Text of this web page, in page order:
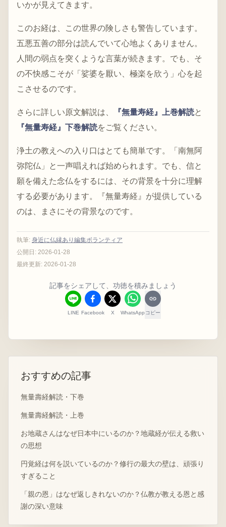
いかが見えてきます。
このお経は、この世界の険しさも警告しています。
五悪五善の部分は読んでいて心地よくありません。
人間の弱点を突くような言葉が続きます。でも、そ
の不快感こそが「娑婆を厭い、極楽を欣う」心を起
こさせるのです。
さらに詳しい原文解説は、 『無量寿経』上巻解読と
『無量寿経』下巻解読をご覧ください。
浄土の教えへの入り口はとても簡単です。「南無阿
弥陀仏」と一声唱えれば始められます。でも、信と
願を備えた念仏をするには、その背景を十分に理解
する必要があります。『無量寿経』が提供している
のは、まさにその背景なのです。
執筆: 身近に仏縁あり編集ボランティア
公開日: 2026-01-28
最終更新: 2026-01-28
記事をシェアして、功徳を積みましょう
LINE Facebook X WhatsApp コピー
おすすめの記事
無量壽経解読・下巻
無量壽経解読・上巻
お地蔵さんはなぜ日本中にいるのか？地蔵経が伝える救い
の思想
円覚経は何を説いているのか？修行の最大の壁は、頑張り
すぎること
「親の恩」はなぜ返しきれないのか？仏教が教える恩と感
謝の深い意味